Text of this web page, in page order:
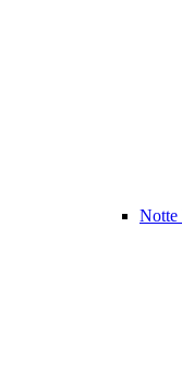
Notte